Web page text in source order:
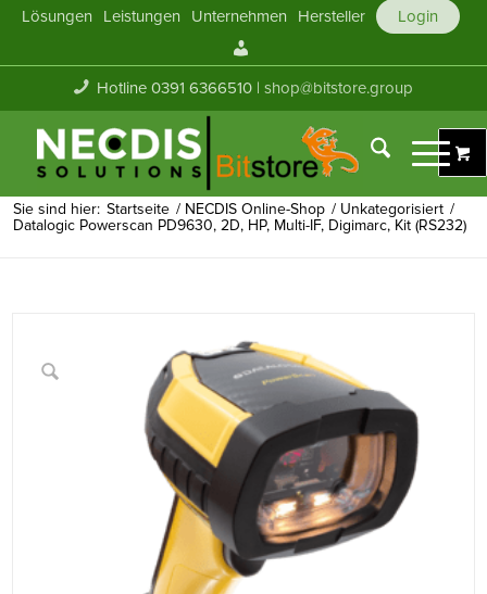
Lösungen Leistungen Unternehmen Hersteller
Login
Konto
Hotline 0391 6366510 |shop@bitstore.group
Sie sind hier: Startseite / NECDIS Online-Shop / Unkategorisiert /
Datalogic Powerscan PD9630, 2D, HP, Multi-IF, Digimarc, Kit (RS232)